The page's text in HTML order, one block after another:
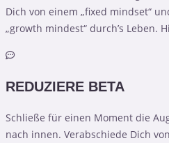
Dich von einem „fixed mindset“
„growth mindest“ durch’s Leben.
REDUZIERE BETA
Schließe für einen Moment die
nach innen. Verabschiede Dich